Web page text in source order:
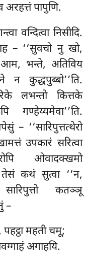
अरहत्तं पापुणि.
वन्दित्वा निसीदि.
– ‘‘सुवचो नु खो,
भन्ते, अतिविय
न कुद्धपुब्बो’’ति.
लभन्तो कित्तके
गण्हेय्यमेवा’’ति.
‘‘सारिपुत्तत्थेरो
उपकारं सरित्वा
ओवादक्खमो
कथं सुत्वा ‘‘न,
कतञ्ञू
–
पहट्ठा महती चमू;
अगाहयि.